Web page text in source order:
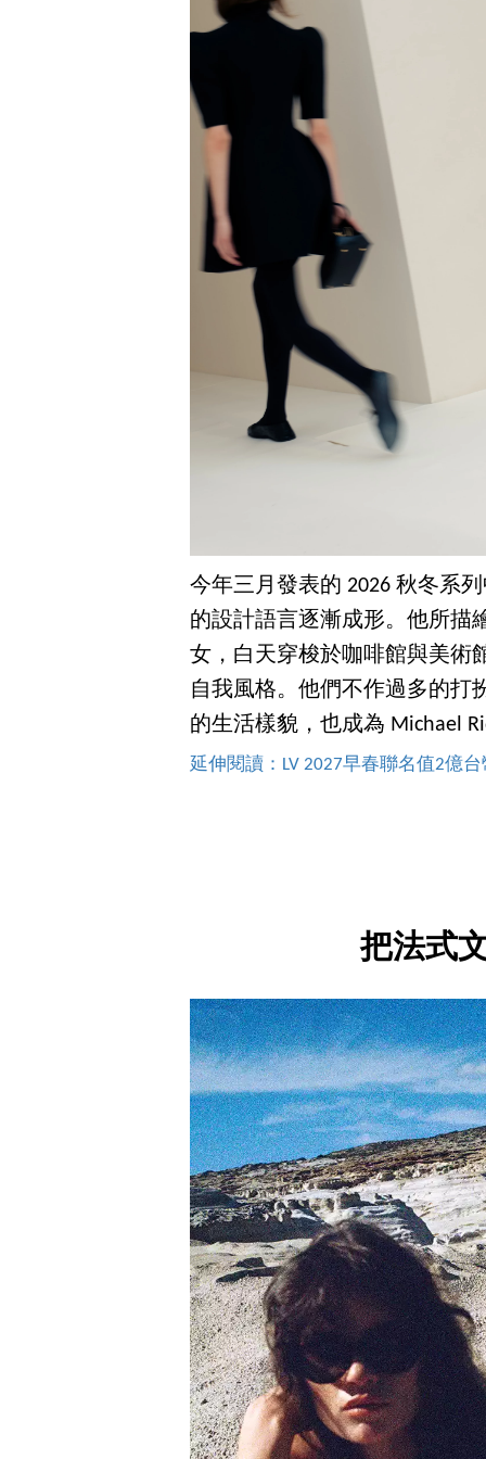
今年三月發表的 2026 秋冬系
的設計語言逐漸成形。他所描
女，白天穿梭於咖啡館與美術
自我風格。他們不作過多的打
的生活樣貌，也成為 Michael
延伸閱讀：LV 2027早春聯名值2億
把法式